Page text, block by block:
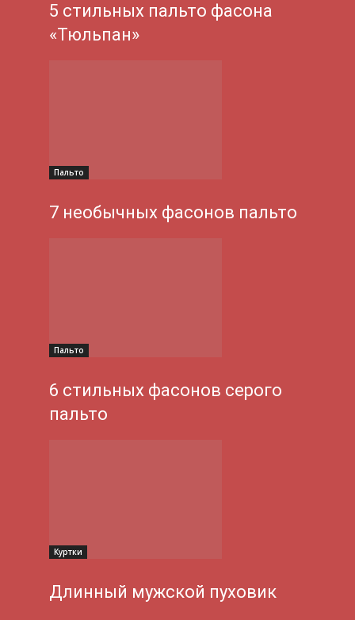
5 стильных пальто фасона
«Тюльпан»
Пальто
7 необычных фасонов пальто
Пальто
6 стильных фасонов серого
пальто
Куртки
Длинный мужской пуховик